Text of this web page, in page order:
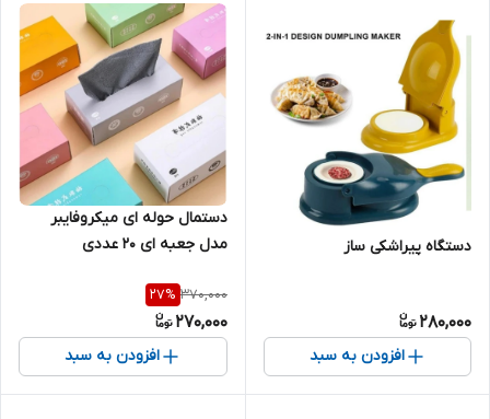
دستگاه پیراشکی ساز
280,000
افزودن به سبد
دستمال حوله ای میکروفایبر
مدل جعبه ای ۲۰ عددی
370,000
27%
270,000
افزودن به سبد